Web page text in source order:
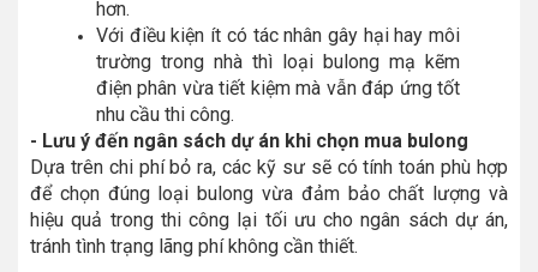
hơn.
Với điều kiện ít có tác nhân gây hại hay môi
trường trong nhà thì loại bulong mạ kẽm
điện phân vừa tiết kiệm mà vẫn đáp ứng tốt
nhu cầu thi công.
- Lưu ý đến ngân sách dự án khi chọn mua bulong
Dựa trên chi phí bỏ ra, các kỹ sư sẽ có tính toán phù hợp
để chọn đúng loại bulong vừa đảm bảo chất lượng và
hiệu quả trong thi công lại tối ưu cho ngân sách dự án,
tránh tình trạng lãng phí không cần thiết.